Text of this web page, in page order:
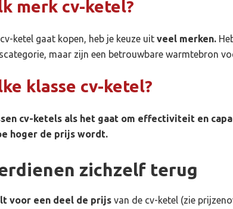
merk cv-ketel?
ketel gaat kopen, heb je keuze uit veel merken.
maar zijn een betrouwbare warmtebron
klasse cv-ketel?
cv-ketels als het gaat om effectiviteit en
hoger de prijs wordt.
zichzelf terug
voor een deel de prijs van de cv-ketel (zie